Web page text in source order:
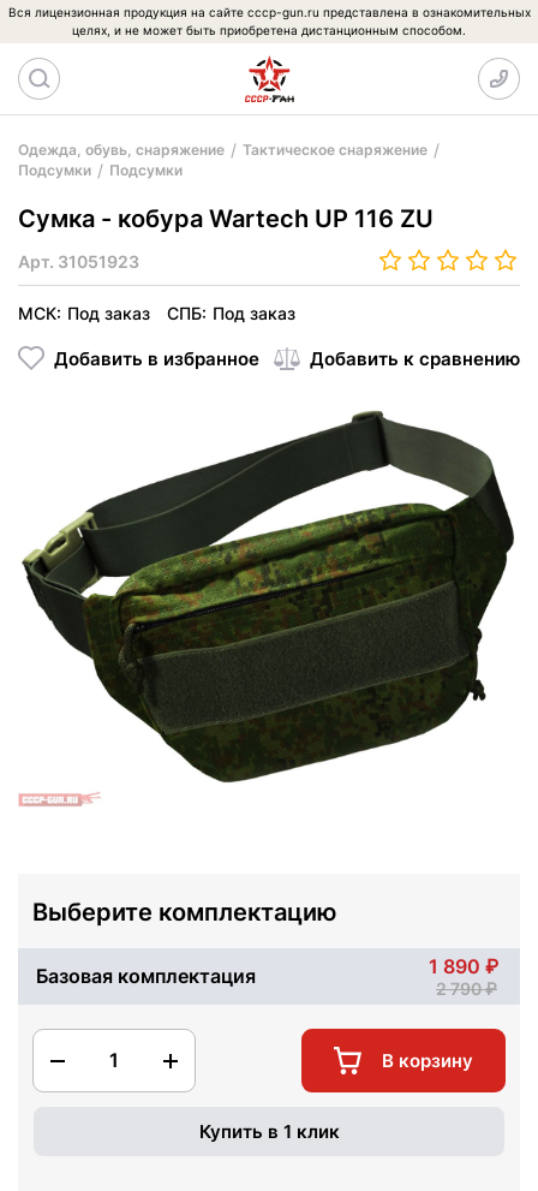
Вся лицензионная продукция на сайте cccp-gun.ru представлена в ознакомительных
целях, и не может быть приобретена дистанционным способом.
Одежда, обувь, снаряжение
Тактическое снаряжение
Подсумки
Подсумки
Сумка - кобура Wartech UP 116 ZU
Арт. 31051923
МСК: Под заказ СПБ: Под заказ
Добавить в избранное Добавить к сравнению
Выберите комплектацию
Базовая комплектация 1 890
2 790
1 В корзину
Купить в 1 клик